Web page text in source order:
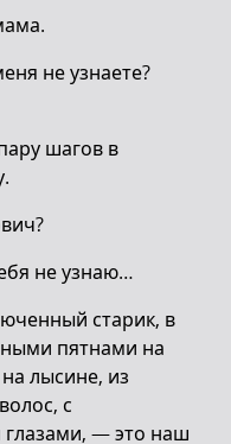
не узнаете?
шагов в
не узнаю…
старик, в
пятнами на
лысине, из
с
— это наш